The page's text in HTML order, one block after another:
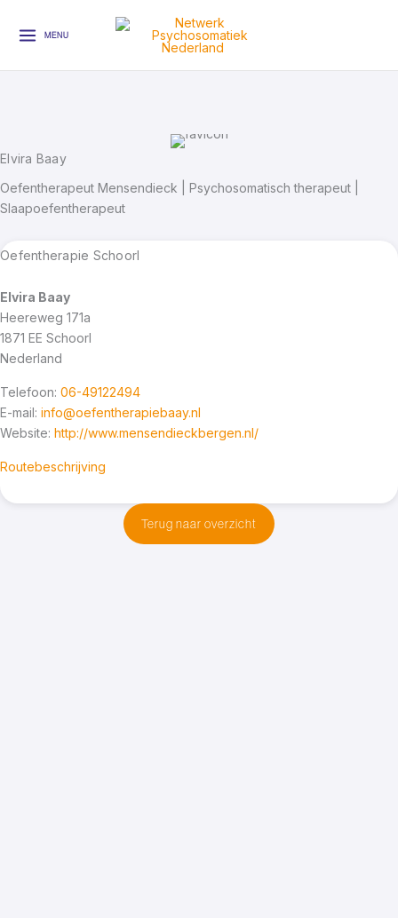
naar
inhoud
MENU
Elvira Baay
Oefentherapeut Mensendieck | Psychosomatisch therapeut |
Slaapoefentherapeut
Oefentherapie Schoorl
Elvira Baay
Heereweg 171a
1871 EE Schoorl
Nederland
Telefoon: 06-49122494
E-mail: info@oefentherapiebaay.nl
Website: http://www.mensendieckbergen.nl/
Routebeschrijving
Terug naar overzicht